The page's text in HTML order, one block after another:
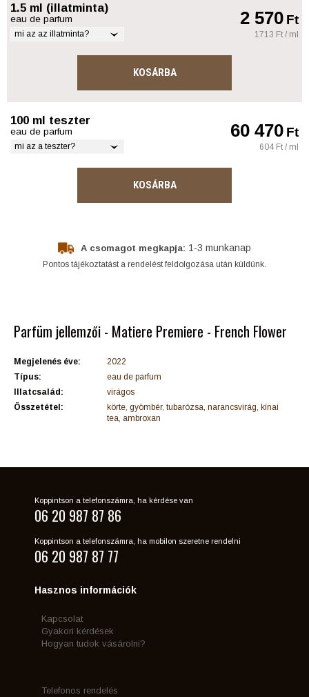
1.5 ml (illatminta)
eau de parfum
mi az az illatminta?
2 570Ft
1713 Ft / ml
KOSÁRBA
100 ml teszter
eau de parfum
mi az a teszter?
60 470Ft
604 Ft / ml
KOSÁRBA
A csomagot megkapja: 1-3 munkanap
Pontos tájékoztatást a rendelést feldolgozása után küldünk.
Parfüm jellemzői - Matiere Premiere - French Flower
Megjelenés éve:
2022
Típus:
eau de parfum
Illatcsalád:
virágos
Összetétel:
körte, gyömbér, tubarózsa, narancsvirág, kínai
tea, ambroxan
Koppintson a telefonszámra, ha kérdése van
06 20 987 87 86
Koppintson a telefonszámra, ha mobilon szeretne rendelni
06 20 987 87 77
Hasznos információk
Kapcsolat
Gyakori kérdések
Hogyan tudok vásárolni?
Telefonos rendelés